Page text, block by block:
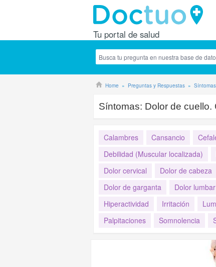
Tu portal de salud
Home Preguntas y Respuestas Síntomas
Síntomas: Dolor de cuello.
Calambres Cansancio
Debilidad (Muscular localizada)
Dolor cervical
Dolor de cabeza
Dolor de garganta
Dolor lumbar
Hiperactividad
Irritación
Palpitaciones
Somnolencia